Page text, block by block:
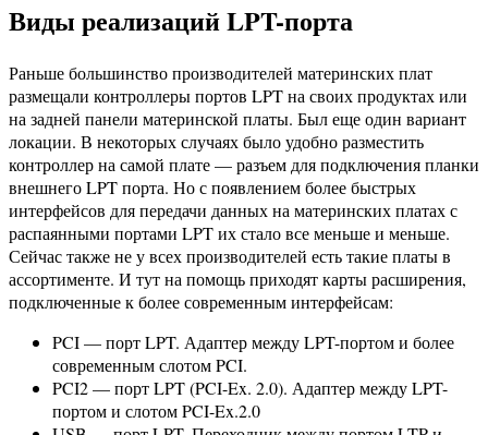
Виды реализаций LPT-порта
Раньше большинство производителей материнских плат
размещали контроллеры портов LPT на своих продуктах или
на задней панели материнской платы. Был еще один вариант
локации. В некоторых случаях было удобно разместить
контроллер на самой плате — разъем для подключения планки
внешнего LPT порта. Но с появлением более быстрых
интерфейсов для передачи данных на материнских платах с
распаянными портами LPT их стало все меньше и меньше.
Сейчас также не у всех производителей есть такие платы в
ассортименте. И тут на помощь приходят карты расширения,
подключенные к более современным интерфейсам:
PCI — порт LPT. Адаптер между LPT-портом и более
современным слотом PCI.
PCI2 — порт LPT (PCI-Ex. 2.0). Адаптер между LPT-
портом и слотом PCI-Ex.2.0